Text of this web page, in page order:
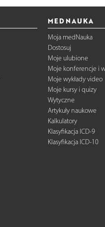
MEDNAUKA
Moja medNauka
Dostosuj
Moje ulubione
Moje konferencje i
Moje wykłady video
Moje kursy i quizy
Wytyczne
Artykuły naukowe
Kalkulatory
Klasyfikacja ICD-9
Klasyfikacja ICD-10